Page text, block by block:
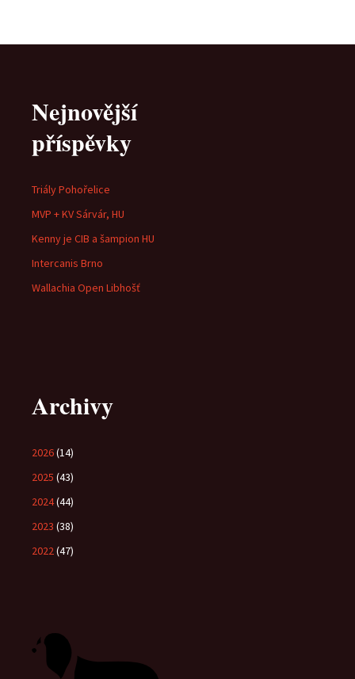
Nejnovější
příspěvky
Triály Pohořelice
MVP + KV Sárvár, HU
Kenny je CIB a šampion HU
Intercanis Brno
Wallachia Open Libhošť
Archivy
2026(14)
2025 (43)
2024(44)
2023 (38)
2022(47)